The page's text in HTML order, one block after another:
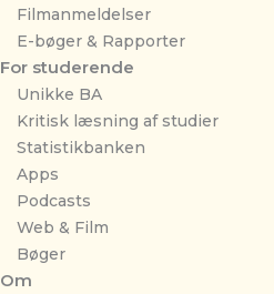
Filmanmeldelser
E-bøger & Rapporter
For studerende
Unikke BA
Kritisk læsning af studier
Statistikbanken
Apps
Podcasts
Web & Film
Bøger
Om